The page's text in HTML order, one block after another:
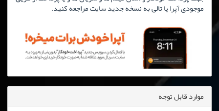
موجودی آپرا یا تالی به نسخه جدید سایت مراجعه کنید.
موارد قابل توجه